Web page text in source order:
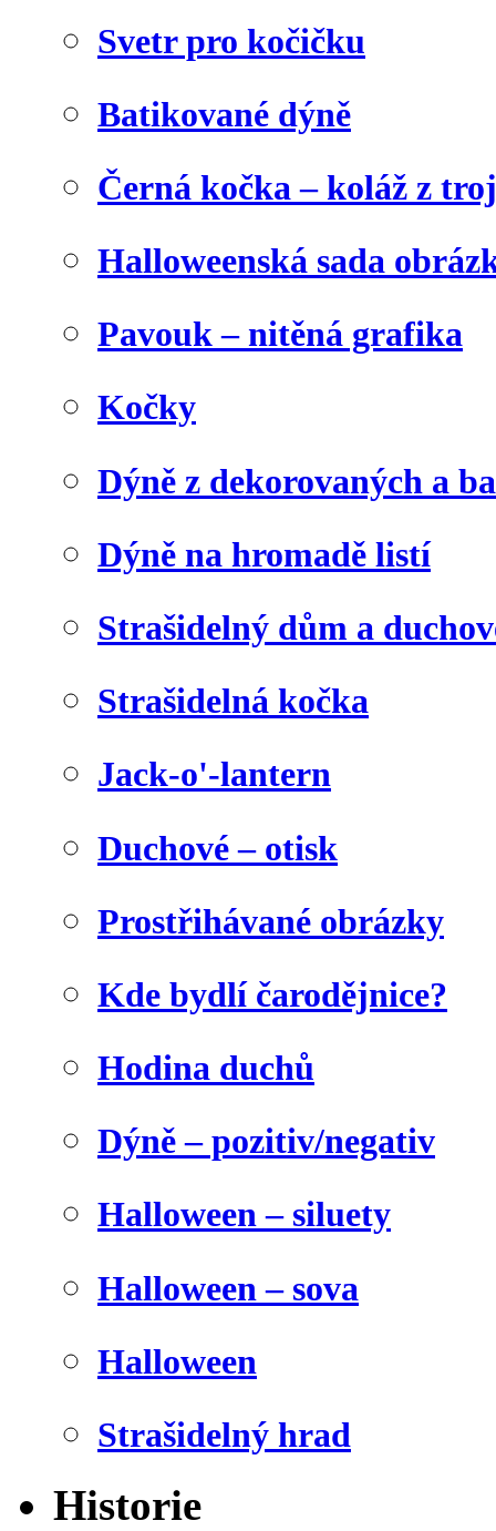
Svetr pro kočičku
Batikované dýně
Černá kočka – koláž z
Halloweenská sada
Pavouk – nitěná grafika
Kočky
Dýně z dekorovaných a
Dýně na hromadě listí
Strašidelný dům a
Strašidelná kočka
Jack-o'-lantern
Duchové – otisk
Prostřihávané obrázky
Kde bydlí čarodějnice?
Hodina duchů
Dýně – pozitiv/negativ
Halloween – siluety
Halloween – sova
Halloween
Strašidelný hrad
Historie